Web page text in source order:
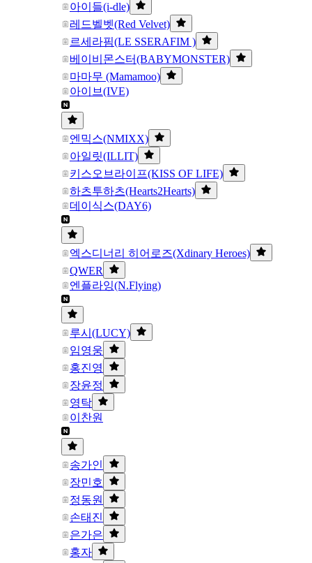
아이들(i-dle)
레드벨벳(Red Velvet)
르세라핌(LE SSERAFIM )
베이비몬스터(BABYMONSTER)
마마무 (Mamamoo)
아이브(IVE)
엔믹스(NMIXX)
아일릿(ILLIT)
키스오브라이프(KISS OF LIFE)
하츠투하츠(Hearts2Hearts)
데이식스(DAY6)
엑스디너리 히어로즈(Xdinary Heroes)
QWER
엔플라잉(N.Flying)
루시(LUCY)
임영웅
홍진영
장윤정
영탁
이찬원
송가인
장민호
정동원
손태진
은가은
홍자